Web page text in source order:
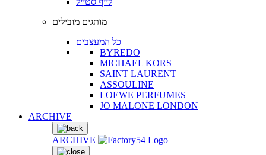
מותגים מובילים
כל המעצבים
BYREDO
MICHAEL KORS
SAINT LAURENT
ASSOULINE
LOEWE PERFUMES
JO MALONE LONDON
ARCHIVE
ARCHIVE